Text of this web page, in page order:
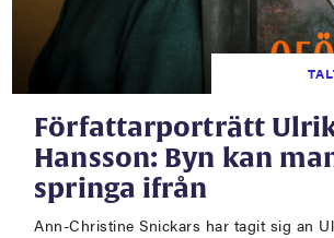
Författarporträtt
Hansson: Byn kan
springa ifrån
Ann-Christine Snickars har tagit sig an